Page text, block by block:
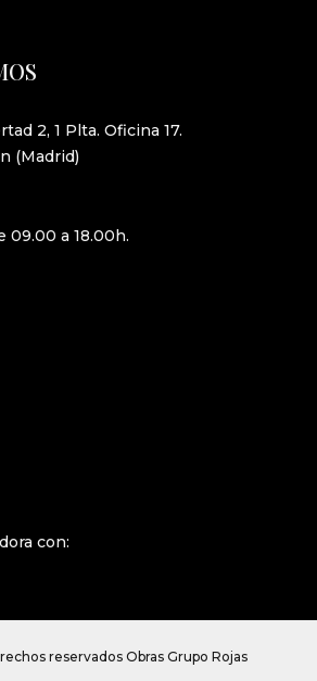
2, 1 Plta. Oficina 17.
(Madrid)
09.00 a 18.00h.
con:
reservados Obras Grupo Rojas